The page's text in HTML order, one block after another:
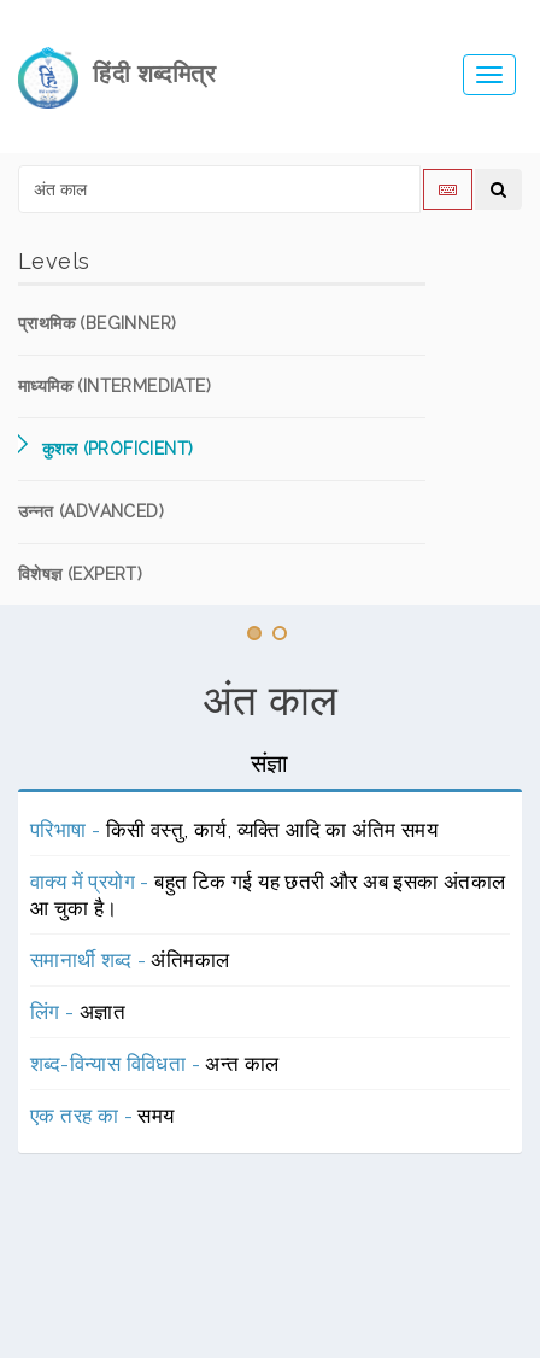
हिंदी शब्दमित्र
Levels
प्राथमिक (BEGINNER)
माध्यमिक (INTERMEDIATE)
कुशल (PROFICIENT)
उन्नत (ADVANCED)
विशेषज्ञ (EXPERT)
अंत काल
संज्ञा
परिभाषा -किसी वस्तु, कार्य, व्यक्ति आदि का अंतिम समय
वाक्य में प्रयोग -बहुत टिक गई यह छतरी और अब इसका अंतकाल
आ चुका है।
समानार्थी शब्द -अंतिमकाल
लिंग - अज्ञात
शब्द-विन्यास विविधता -अन्त काल
एक तरह का -समय